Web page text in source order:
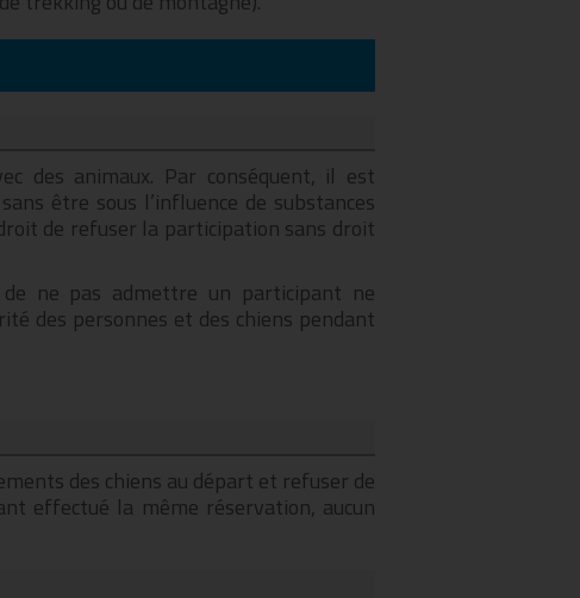
des animaux. Par conséquent, il est
être sous l’influence de substances
de refuser la participation sans droit
ne pas admettre un participant ne
des personnes et des chiens pendant
des chiens au départ et refuser de
effectué la même réservation, aucun